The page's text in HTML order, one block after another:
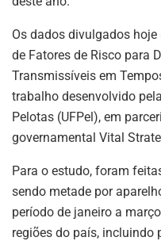
Os dados divulgados
de Fatores de Risco para
Transmissíveis em
trabalho desenvolvido
Pelotas (UFPel), em
governamental Vital
Para o estudo, foram
sendo metade por
período de janeiro a
regiões do país, incluindo